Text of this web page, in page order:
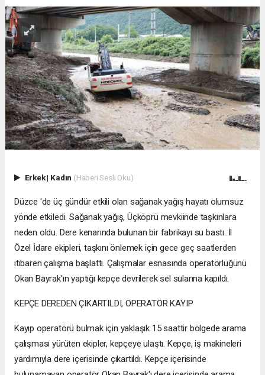
Erkek| Kadın (Haberi Sesli Oku)
Düzce 'de üç gündür etkili olan sağanak yağış hayatı olumsuz
yönde etkiledi. Sağanak yağış, Üçköprü mevkiinde taşkınlara
neden oldu. Dere kenarında bulunan bir fabrikayı su bastı. İl
Özel İdare ekipleri, taşkını önlemek için gece geç saatlerden
itibaren çalışma başlattı. Çalışmalar esnasında operatörlüğünü
Okan Bayrak'ın yaptığı kepçe devrilerek sel sularına kapıldı.
KEPÇE DEREDEN ÇIKARTILDI, OPERATÖR KAYIP
Kayıp operatörü bulmak için yaklaşık 15 saattir bölgede arama
çalışması yürüten ekipler, kepçeye ulaştı. Kepçe, iş makineleri
yardımıyla dere içerisinde çıkartıldı. Kepçe içerisinde